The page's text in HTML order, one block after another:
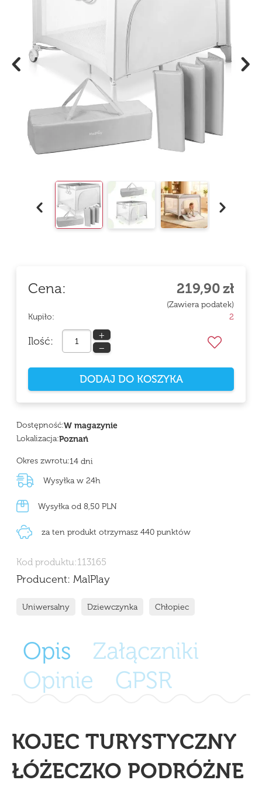
Cena: 219,90zł
(Zawiera podatek)
Kupiło:
2
Ilość:
+
−
DODAJ DO KOSZYKA
Dostępność:W magazynie
Lokalizacja:Poznań
Okres zwrotu:14 dni
za ten produkt otrzymasz 440 punktów
Wysyłka w 24h
Wysyłka od 8,50 PLN
Kod produktu:113165
Producent: MalPlay
Uniwersalny Dziewczynka Chłopiec
Opis
Załączniki
Opinie
GPSR
KOJEC TURYSTYCZNY
ŁÓŻECZKO PODRÓŻNE